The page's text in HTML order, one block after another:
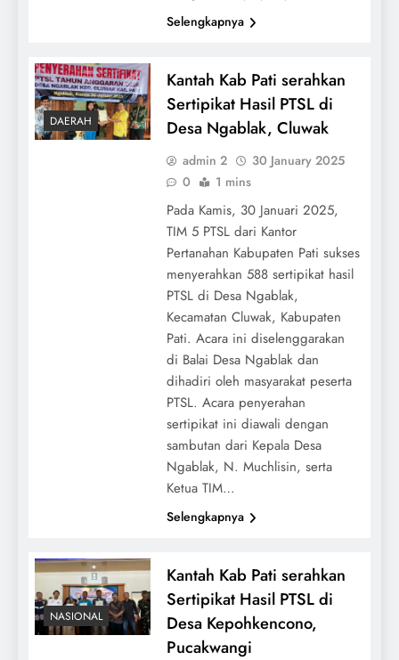
Selengkapnya
DAERAH
Kantah Kab Pati serahkan
Sertipikat Hasil PTSL di
Desa Ngablak, Cluwak
admin 2
30 January 2025
0
1 mins
Pada Kamis, 30 Januari 2025,
TIM 5 PTSL dari Kantor
Pertanahan Kabupaten Pati sukses
menyerahkan 588 sertipikat hasil
PTSL di Desa Ngablak,
Kecamatan Cluwak, Kabupaten
Pati. Acara ini diselenggarakan
di Balai Desa Ngablak dan
dihadiri oleh masyarakat peserta
PTSL. Acara penyerahan
sertipikat ini diawali dengan
sambutan dari Kepala Desa
Ngablak, N. Muchlisin, serta
Ketua TIM…
Selengkapnya
NASIONAL
Kantah Kab Pati serahkan
Sertipikat Hasil PTSL di
Desa Kepohkencono,
Pucakwangi